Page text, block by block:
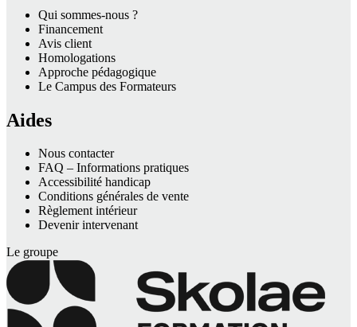
Qui sommes-nous ?
Financement
Avis client
Homologations
Approche pédagogique
Le Campus des Formateurs
Aides
Nous contacter
FAQ – Informations pratiques
Accessibilité handicap
Conditions générales de vente
Règlement intérieur
Devenir intervenant
Le groupe